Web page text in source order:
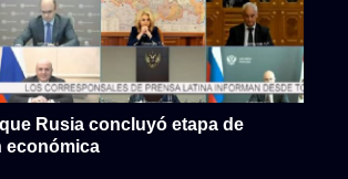
Rusia concluyó etapa de
económica